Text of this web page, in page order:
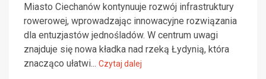
Miasto Ciechanów kontynuuje rozwój infrastruktury
rowerowej, wprowadzając innowacyjne rozwiązania
dla entuzjastów jednośladów. W centrum uwagi
znajduje się nowa kładka nad rzeką Łydynią, która
znacząco ułatwi... Czytaj dalej